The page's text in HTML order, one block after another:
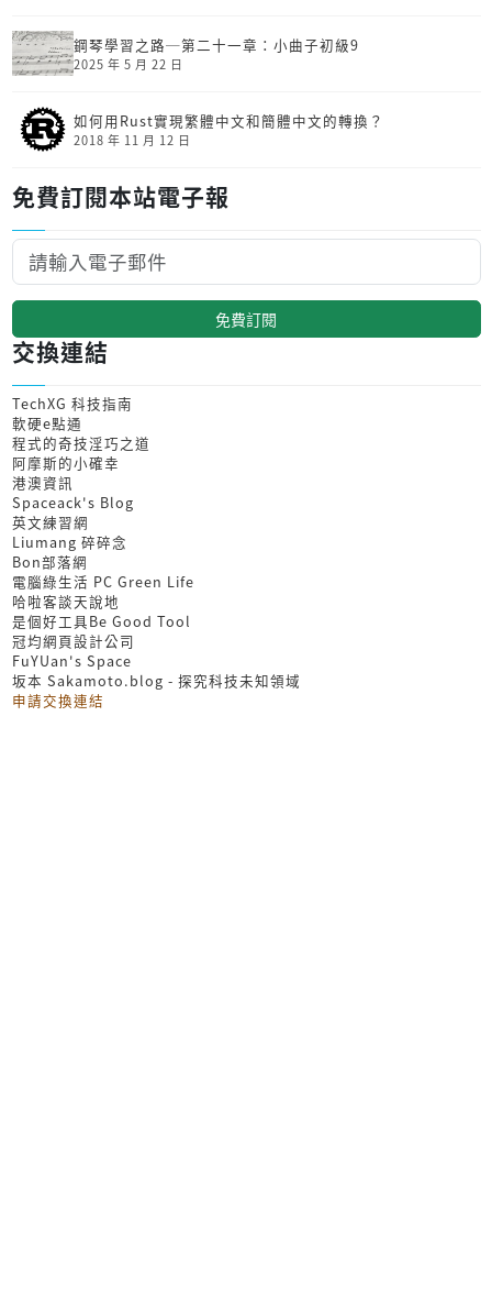
鋼琴學習之路─第二十一章：小曲子初級9
2025 年 5 月 22 日
如何用Rust實現繁體中文和簡體中文的轉換？
2018 年 11 月 12 日
免費訂閱本站電子報
免費訂閱
交換連結
TechXG 科技指南
軟硬e點通
程式的奇技淫巧之道
阿摩斯的小確幸
港澳資訊
Spaceack's Blog
英文練習網
Liumang 碎碎念
Bon部落網
電腦綠生活 PC Green Life
哈啦客談天說地
是個好工具Be Good Tool
冠均網頁設計公司
FuYUan's Space
坂本 Sakamoto.blog - 探究科技未知領域
申請交換連結